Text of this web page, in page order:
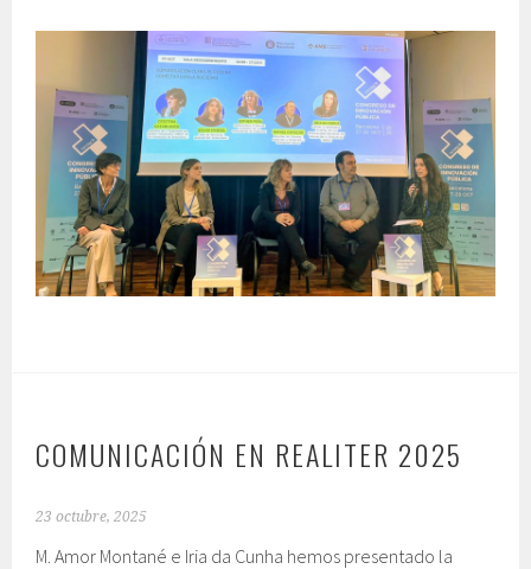
COMUNICACIÓN EN REALITER 2025
23 octubre, 2025
M. Amor Montané e Iria da Cunha hemos presentado la